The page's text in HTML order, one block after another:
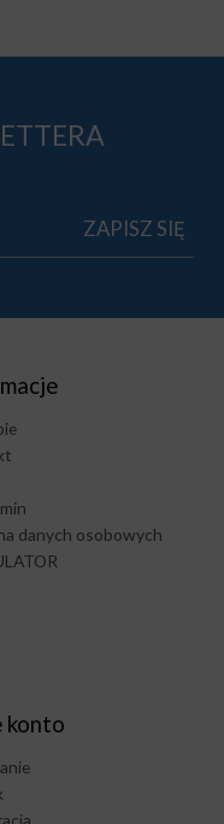
danych osobowych
konto